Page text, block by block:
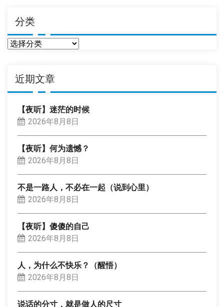
分类
分
近期文章
【夜听】迷茫的时候
2026年8月8日
【夜听】何为遗憾？
2026年8月8日
不是一路人，不必在一起（说到心里）
2026年8月8日
【夜听】傻傻的自己
2026年8月8日
人，为什么不快乐？（醒悟）
2026年8月8日
说话的分寸，就是做人的尺寸